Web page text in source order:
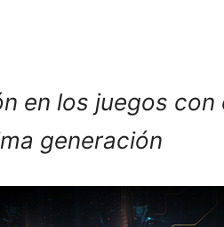
en los juegos
generación